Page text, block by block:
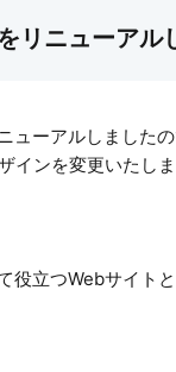
ニューアル
ーアルしました
ンを変更いたしま
立つWebサイト